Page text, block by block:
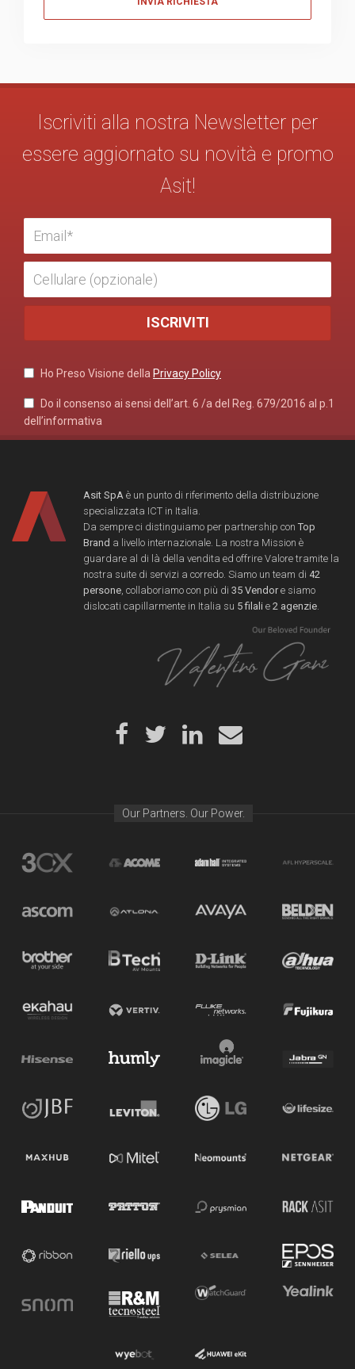
Iscriviti alla nostra Newsletter per
essere aggiornato su novità e promo
Asit!
Ho Preso Visione della Privacy Policy
Do il consenso ai sensi dell’art. 6 /a del Reg. 679/2016 al p.1
dell’informativa
Asit SpA è un punto di riferimento della distribuzione
specializzata ICT in Italia.
Da sempre ci distinguiamo per partnership con Top
Brand a livello internazionale. La nostra Mission è
guardare al di là della vendita ed offrire Valore tramite la
nostra suite di servizi a corredo. Siamo un team di 42
persone , collaboriamo con più di 35 Vendore siamo
dislocati capillarmente in Italia su 5 filali e 2 agenzie